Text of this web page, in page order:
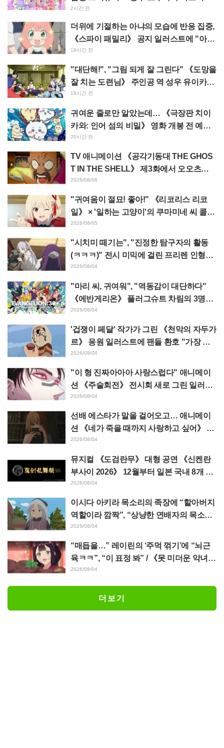
림 스테이지 관람 보고에 "W 아르카나다"
반응
2시간 전
더위에 기절하는 아냐의 모습에 반응 집중,
《스파이 패밀리》 공지 일러스트에 "아냐
가 녹고 있다"
19시간 전
"대단해!", "그림 되게 잘 그린다" 《도망을
잘 치는 도련님》 주인공 역 성우 유이카와
아사키의 제13화 ED 일러스트에 찬사 속
19시간 전
귀여운 줄로만 알았는데… 《극장판 치이
카와: 인어 섬의 비밀》 영화 개봉 전 예습
영상이 "생각 이상으로 가혹하다", "노동
얘기뿐이다"라며 갭에 놀라는 목소리
20시간 전
TV 애니메이션 《공각기동대 THE GHOS
T IN THE SHELL》 제3화에서 오오츠카
아키오가 연기하는 마레스 대령 등장! 캐스
트 코멘트 & 엔드 카드 공개
2026/08/06
"귀여움이 절묘! 좋아!" 《리코리스 리코
일》 × '일하는 고양이'의 쿠마미네 씨 콜라
보 발표에 "좋아!" 반응 잇따라
2026/08/05
"시치미 떼기는", "진정한 탐구자의 활동
(ㅋㅋㅋ)" 전시 미믹에 걸린 프리렌 인형에
태클 쇄도 《장송의 프리렌》
2026/08/04
"마리 씨, 귀여워", "역동감이 대단하다"
《에반게리온》 플러그슈트 차림의 3명을
그린 마츠바라 히데노리 씨의 아름다운 드
로잉 공개에 화제
2026/08/04
'겁쟁이 페달' 작가가 그린 《천막의 자두가
르》 응원 일러스트에 팬들 환호 "가장 평
소 그림체가 다른 사람이 그리면 이렇게 된
다"
2026/08/04
"이 형 진짜아아아 사랑스럽다" 애니메이
션 《주술회전》 전시회 새로 그린 일러스
트에서 이타도리 유지에게 다가가는 초소
에 팬들 환호
2026/08/04
선배 에스타가 말을 걸어오고… 애니메이
션 《네가 죽을 때까지 사랑하고 싶어》 제
5화 줄거리·장면 컷·WEB 예고·에피소드
포스터 공개
2026/08/04
뮤지컬 《도검란무》 대형 공연 《신켄란
부사이 2026》 12월부터 일본 국내 8개 도
시에서 개최 결정! 총 44도검남사가 집결
2026/08/04
이시다 아키라 목소리의 족장에 “할아버지
역할이라 깜짝”, “상냥한 연배자의 목소리
도 좋네” 애니메이션 《천막의 자두가르》
6화
2026/08/04
“매듭을…” 레이린의 ‘주먹 꺾기’에 “뇌근
육ㅋㅋ”, “이 표정 봐” / 《못 미더운 악녀입
니다만》 4화
2026/08/04
더보기